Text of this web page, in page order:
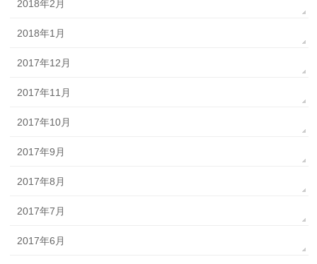
2018年2月
2018年1月
2017年12月
2017年11月
2017年10月
2017年9月
2017年8月
2017年7月
2017年6月